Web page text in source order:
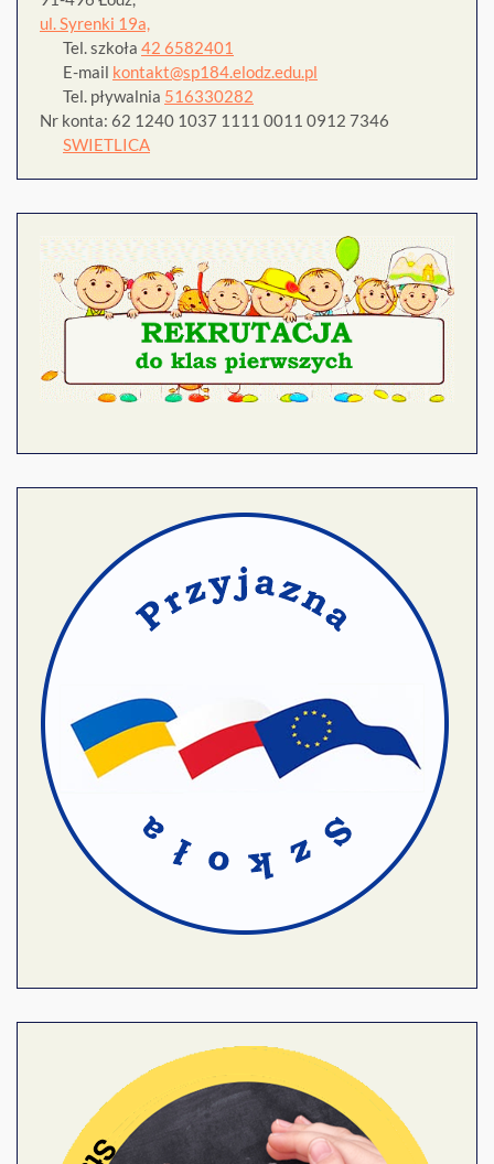
ul. Syrenki 19a,
Tel. szkoła 42 6582401
E-mail kontakt@sp184.elodz.edu.pl
Tel. pływalnia 516330282
Nr konta: 62 1240 1037 1111 0011 0912 7346
SWIETLICA